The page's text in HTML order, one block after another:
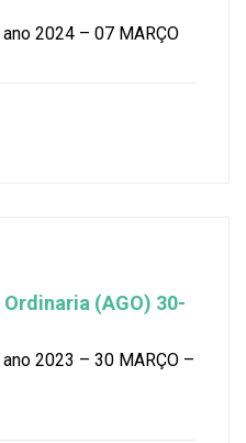
2024 – 07 MARÇO
(AGO) 30-
2023 – 30 MARÇO –